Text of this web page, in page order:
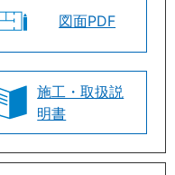
図面PDF
施工・取扱説
明書